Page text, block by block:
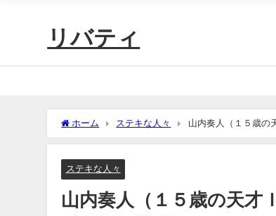
リバティ
ホーム ステキな人々 山内奏人（１５歳の
ステキな人々
山内奏人（１５歳の天才